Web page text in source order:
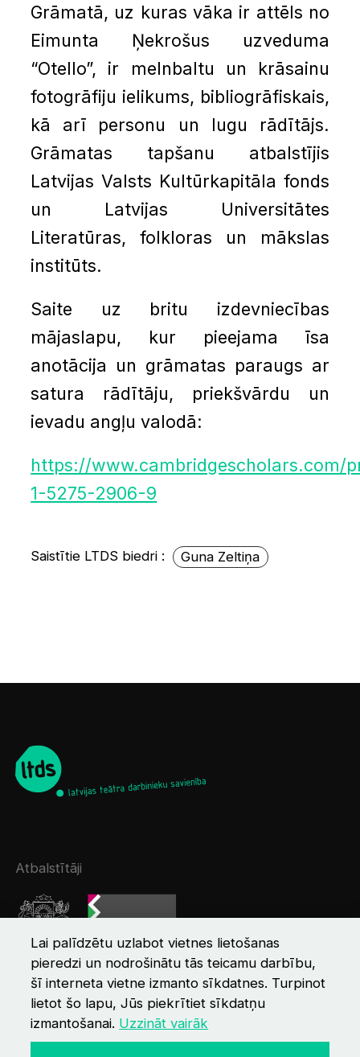
Grāmatā, uz kuras vāka ir attēls no
Eimunta Ņekrošus uzveduma
“Otello”, ir melnbaltu un krāsainu
fotogrāfiju ielikums, bibliogrāfiskais,
kā arī personu un lugu rādītājs.
Grāmatas tapšanu atbalstījis
Latvijas Valsts Kultūrkapitāla fonds
un Latvijas Universitātes
Literatūras, folkloras un mākslas
institūts.
Saite uz britu izdevniecības
mājaslapu, kur pieejama īsa
anotācija un grāmatas paraugs ar
satura rādītāju, priekšvārdu un
ievadu angļu valodā:
https://www.cambridgescholars.com/
1-5275-2906-9
Saistītie LTDS biedri : Guna Zeltiņa
Atbalstītāji
Lai palīdzētu uzlabot vietnes lietošanas
pieredzi un nodrošinātu tās teicamu darbību,
šī interneta vietne izmanto sīkdatnes. Turpinot
lietot šo lapu, Jūs piekrītiet sīkdatņu
izmantošanai. Uzzināt vairāk